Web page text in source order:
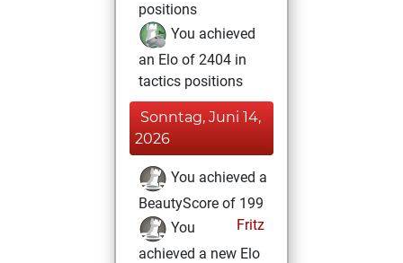
positions
You achieved
an Elo of 2404 in
tactics positions
Sonntag, Juni 14,
2026
You achieved a
BeautyScore of 199
Fritz
You
achieved a new Elo